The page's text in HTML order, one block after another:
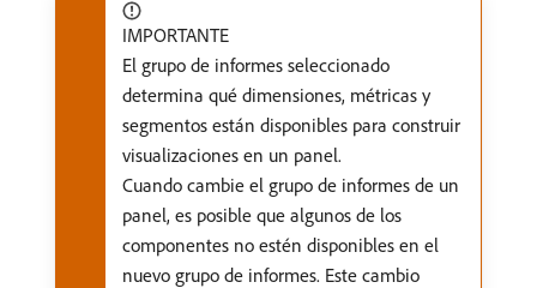
IMPORTANTE
El grupo de informes seleccionado
determina qué dimensiones, métricas y
segmentos están disponibles para construir
visualizaciones en un panel.
Cuando cambie el grupo de informes de un
panel, es posible que algunos de los
componentes no estén disponibles en el
nuevo grupo de informes. Este cambio